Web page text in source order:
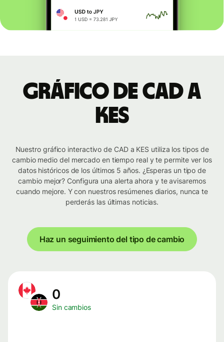
Gráfico de CAD a
KES
Nuestro gráfico interactivo de CAD a KES utiliza los tipos de
cambio medio del mercado en tiempo real y te permite ver los
datos históricos de los últimos 5 años. ¿Esperas un tipo de
cambio mejor? Configura una alerta ahora y te avisaremos
cuando mejore. Y con nuestros resúmenes diarios, nunca te
perderás las últimas noticias.
Haz un seguimiento del tipo de cambio
0
Sin cambios